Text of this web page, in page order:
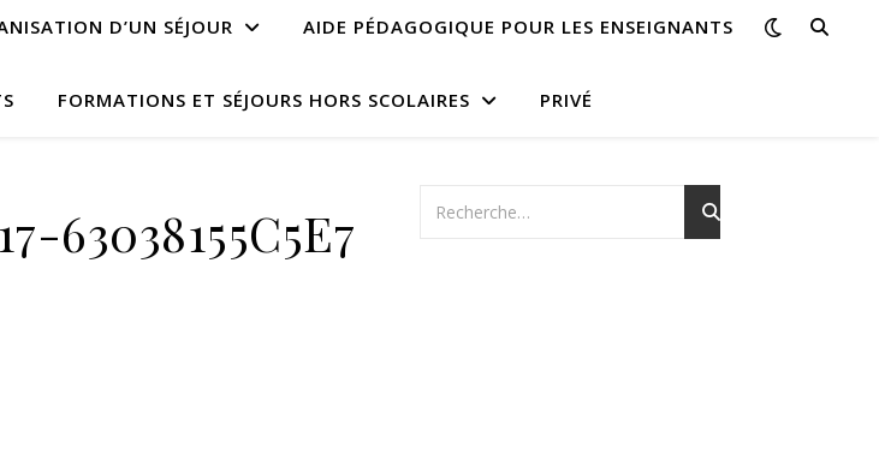
D’UN SÉJOUR AIDE PÉDAGOGIQUE POUR LES ENSEIGNANTS
FORMATIONS ET SÉJOURS HORS SCOLAIRES PRIVÉ
63038155C5E7